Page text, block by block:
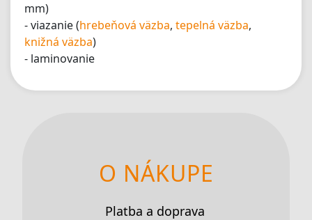
mm)
- viazanie (hrebeňová väzba, tepelná väzba,
knižná väzba)
- laminovanie
O NÁKUPE
Platba a doprava